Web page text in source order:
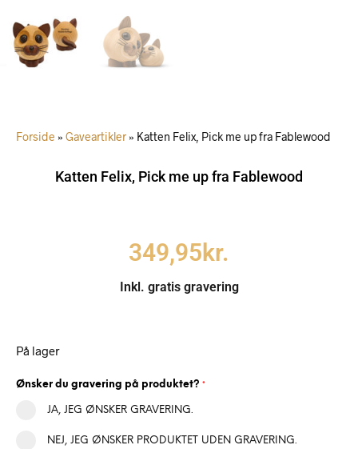
Forside » Gaveartikler » Katten Felix, Pick me up fra Fablewood
Katten Felix, Pick me up fra Fablewood
349,95kr.
Inkl. gratis gravering
På lager
Ønsker du gravering på produktet? *
JA, JEG ØNSKER GRAVERING.
NEJ, JEG ØNSKER PRODUKTET UDEN GRAVERING.